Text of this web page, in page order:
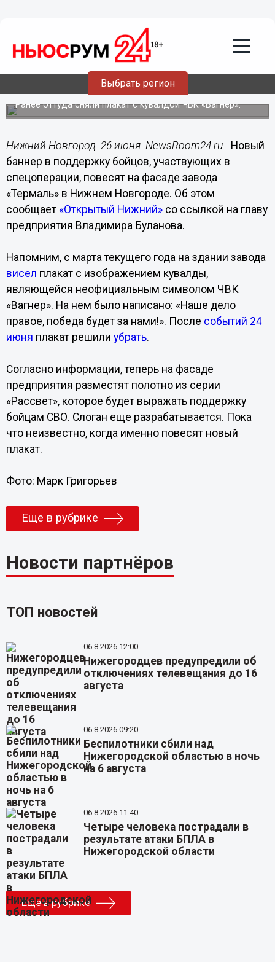
Выбрать регион
Новый баннер в поддержку СВО
повесят на нижегородском заводе
Ранее оттуда сняли плакат с кувалдой ЧВК «Вагнер».
Нижний Новгород. 26 июня. NewsRoom24.ru - Новый
баннер в поддержку бойцов, участвующих в
спецоперации, повесят на фасаде завода
«Термаль» в Нижнем Новгороде. Об этом
сообщает «Открытый Нижний»со ссылкой на главу
предприятия Владимира Буланова.
Напомним, с марта текущего года на здании завода
висел плакат с изображением кувалды,
являющейся неофициальным символом ЧВК
«Вагнер». На нем было написано: «Наше дело
правое, победа будет за нами!». После событий 24
июня плакат решили убрать.
Согласно информации, теперь на фасаде
предприятия разместят полотно из серии
«Рассвет», которое будет выражать поддержку
бойцам СВО. Слоган еще разрабатывается. Пока
что неизвестно, когда именно повесят новый
плакат.
Фото: Марк Григорьев
Еще в рубрике
Новости партнёров
ТОП новостей
06.8.2026 12:00
Нижегородцев предупредили об
отключениях телевещания до 16
августа
06.8.2026 09:20
Беспилотники сбили над
Нижегородской областью в ночь
на 6 августа
06.8.2026 11:40
Четыре человека пострадали в
результате атаки БПЛА в
Нижегородской области
Еще в рубрике